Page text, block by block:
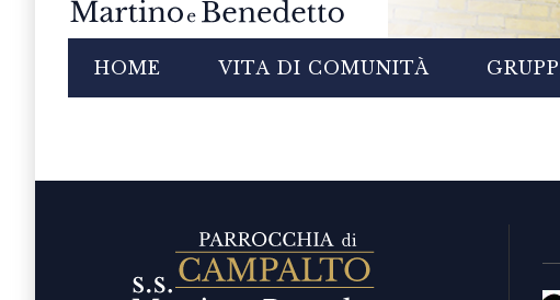
HOME VITA DI COMUNITÀ